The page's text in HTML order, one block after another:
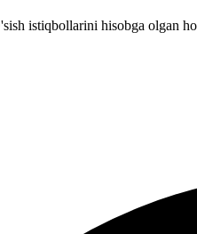
istiqbollarini hisobga olgan